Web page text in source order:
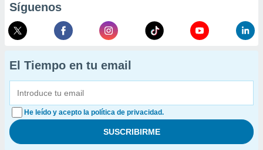
Síguenos
El Tiempo en tu email
He leído y acepto la política de privacidad.